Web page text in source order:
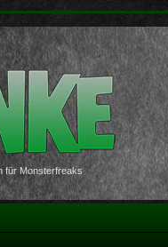
für Monsterfreaks